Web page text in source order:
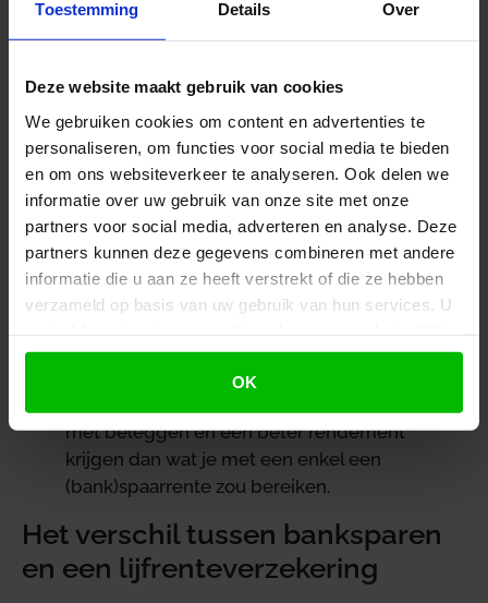
Toestemming Details Over
Deze website maakt gebruik van cookies
We gebruiken cookies om content en advertenties te
personaliseren, om functies voor social media te bieden
en om ons websiteverkeer te analyseren. Ook delen we
informatie over uw gebruik van onze site met onze
partners voor social media, adverteren en analyse. Deze
partners kunnen deze gegevens combineren met andere
informatie die u aan ze heeft verstrekt of die ze hebben
verzameld op basis van uw gebruik van hun services. U
gebruiken.
OK
een geblokkeerde bankrekening. Het
uitkeringsproduct op de door jou vastgestelde
Banksparen is fiscaal aantrekkelijk. Tijdens de
opbouwfase kun je de stortingen aftrekken
van de inkomstenbelasting. Het bedrag dat je
jaarlijks belastingvrij kunt sparen is afhankelijk
van je jaarruimte en/of reserveringsruimte.
Ook betaal je geen
vermogensrendementsheffing over het
Belastingdienst het tegoed ziet als vermogen
met beleggen en een beter rendement
krijgen dan wat je met een enkel een
(bank)spaarrente zou bereiken.
Het verschil tussen banksparen
en een lijfrenteverzekering